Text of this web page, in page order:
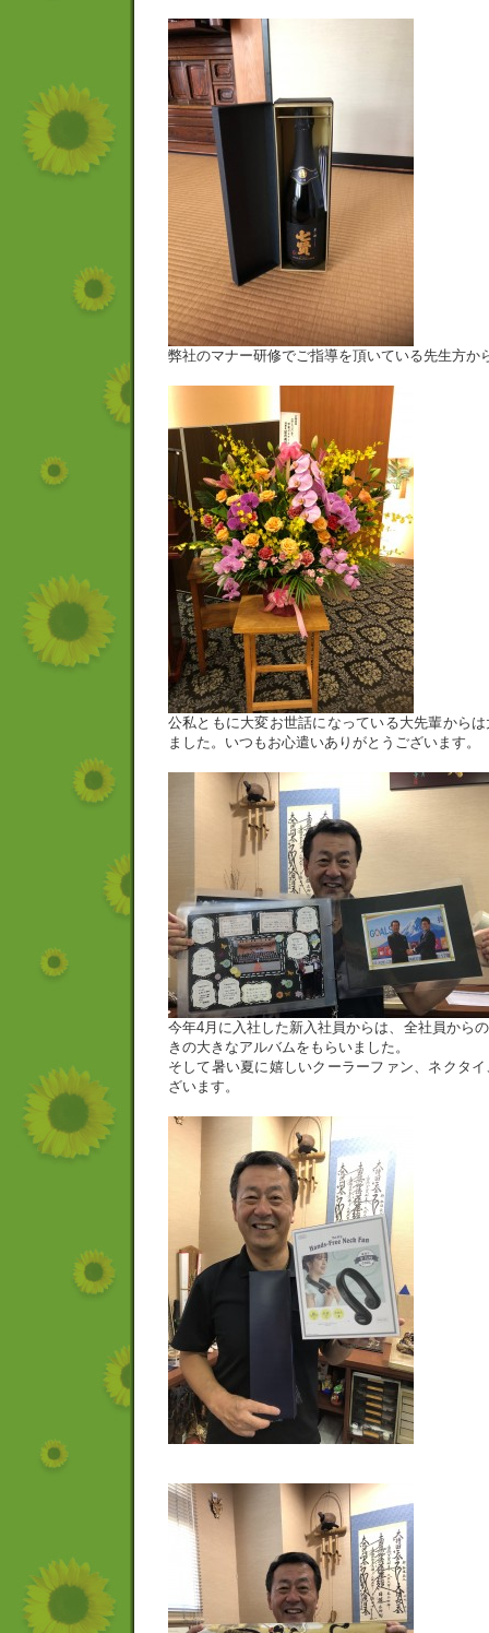
弊社のマナー研修でご指導を頂いている先生方か
公私ともに大変お世話になっている大先輩から
ました。いつもお心遣いありがとうございます。
今年4月に入社した新入社員からは、全社員から
きの大きなアルバムをもらいました。
そして暑い夏に嬉しいクーラーファン、ネクタ
ざいます。